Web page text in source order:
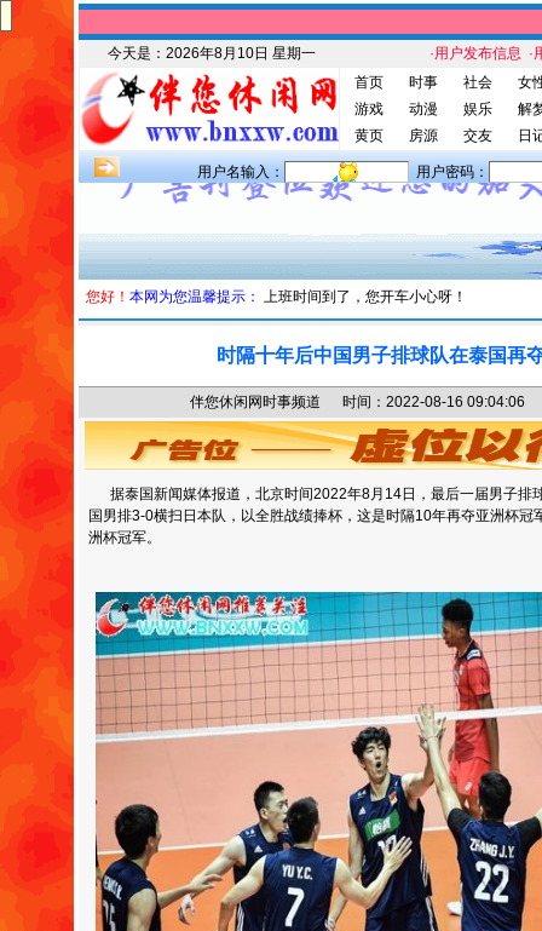
今天是： 2026年8月10日 星期一 ·用户发布信息 ·
首页
时事 社会
女
游戏
动漫 娱乐
解
黄页
房源 交友 日
用户名输入： 用户密码：
您好！ 本网为您温馨提示： 上班时间到了，您开车小心呀！
时隔十年后中国男子排球队在泰国再
伴您休闲网时事频道 时间：2022-08-16
据泰国新闻媒体报道，北京时间2022年8月14日，最后一届男子排
国男排3-0横扫日本队，以全胜战绩捧杯，这是时隔10年再夺亚洲杯冠
洲杯冠军。